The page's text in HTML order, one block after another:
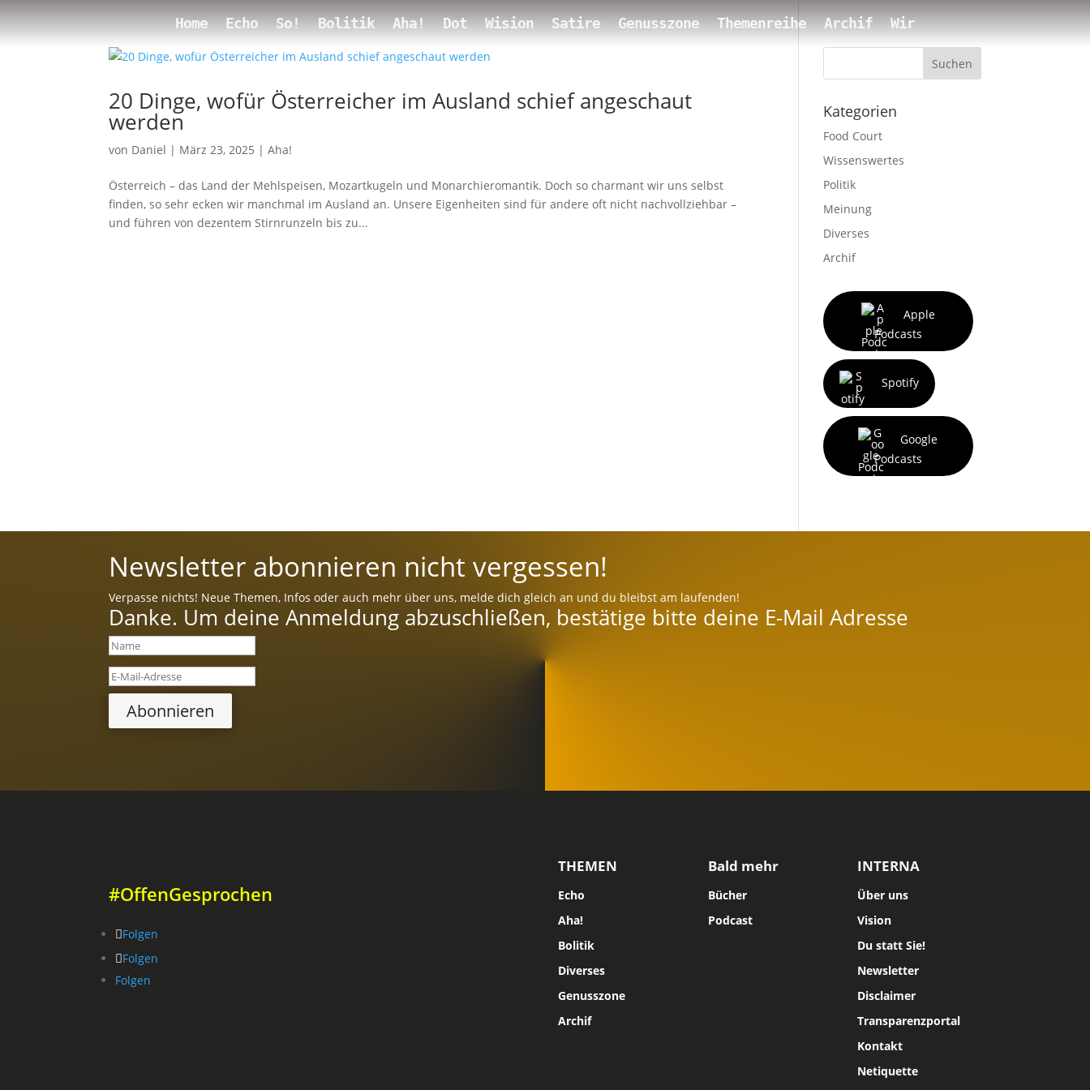
Home Echo So! Bolitik Aha! Dot Wision Satire Genusszone Themenreihe Archif Wir
20 Dinge, wofür Österreicher im Ausland schief angeschaut
werden
von Daniel | März 23, 2025 |Aha!
Österreich – das Land der Mehlspeisen, Mozartkugeln und Monarchieromantik. Doch so charmant wir uns selbst
finden, so sehr ecken wir manchmal im Ausland an. Unsere Eigenheiten sind für andere oft nicht nachvollziehbar –
und führen von dezentem Stirnrunzeln bis zu...
Suchen
Kategorien
Food Court
Wissenswertes
Politik
Meinung
Diverses
Archif
Apple
Podcasts
Spotify
Google
Podcasts
Newsletter abonnieren nicht vergessen!
Verpasse nichts! Neue Themen, Infos oder auch mehr über uns, melde dich gleich an und du bleibst am laufenden!
Danke. Um deine Anmeldung abzuschließen, bestätige bitte deine E-Mail Adresse
Abonnieren
#OffenGesprochen
Folgen
Folgen
Folgen
THEMEN
Echo
Aha!
Bolitik
Diverses
Genusszone
Archif
Bald mehr
Bücher
Podcast
INTERNA
Über uns
Vision
Du statt Sie!
Newsletter
Disclaimer
Transparenzportal
Kontakt
Netiquette